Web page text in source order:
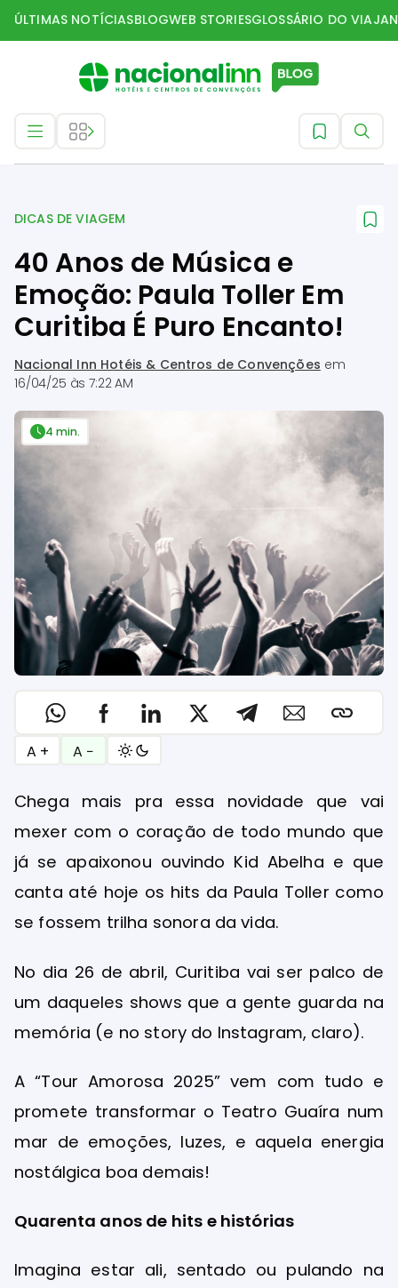
ÚLTIMAS NOTÍCIASBLOGWEB STORIESGLOSSÁRIO DO
DICAS DE VIAGEM
40 Anos de Música e
Emoção: Paula Toller Em
Curitiba É Puro Encanto!
Nacional Inn Hotéis & Centros de Convenções em
16/04/25 às 7:22 AM
4 min.
A + A −
Chega mais pra essa novidade que vai
mexer com o coração de todo mundo que
já se apaixonou ouvindo Kid Abelha e que
canta até hoje os hits da Paula Toller como
se fossem trilha sonora da vida.
No dia 26 de abril, Curitiba vai ser palco de
um daqueles shows que a gente guarda na
memória (e no story do Instagram, claro).
A “Tour Amorosa 2025” vem com tudo e
promete transformar o Teatro Guaíra num
mar de emoções, luzes, e aquela energia
nostálgica boa demais!
Quarenta anos de hits e histórias
Imagina estar ali, sentado ou pulando na